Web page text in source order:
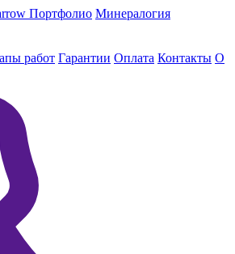
Портфолио Минералогия
работ Гарантии Оплата Контакты О